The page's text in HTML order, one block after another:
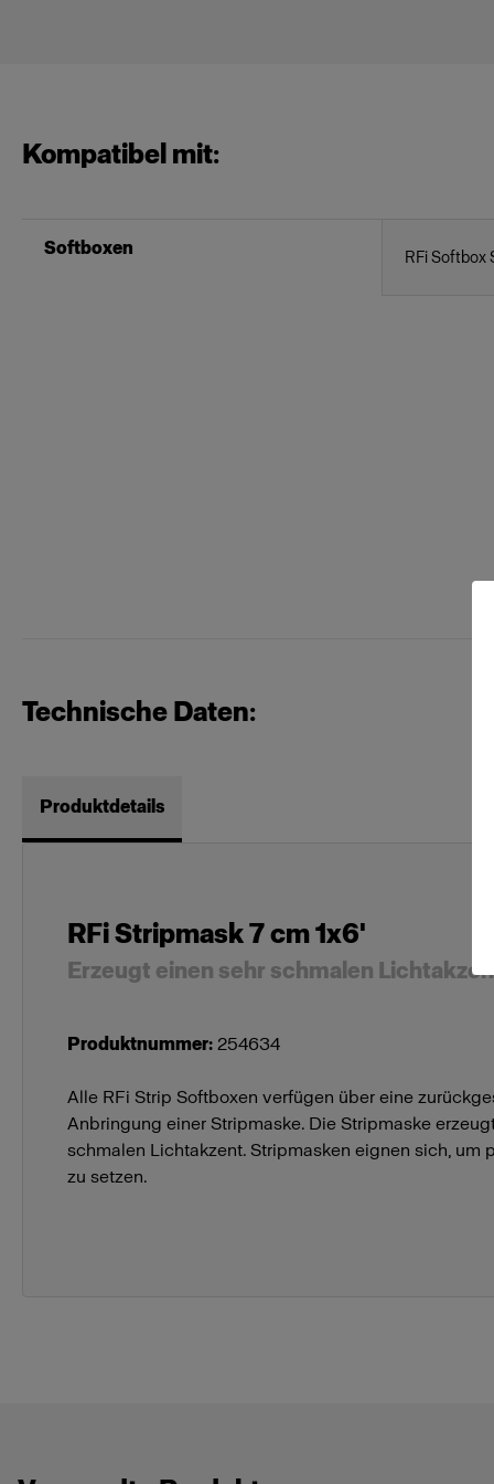
Kompatibel mit:
Softboxen RFi Softbox
Technische Daten:
Produktdetails
RFi Stripmask 7 cm 1x6'
Erzeugt einen sehr schmalen
Produktnummer: 254634
Alle RFi Strip Softboxen verfügen über eine
Anbringung einer Stripmaske. Die Stripmaske
schmalen Lichtakzent. Stripmasken eignen sich, um
zu setzen.